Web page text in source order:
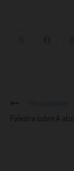
Post anterior
Palestra sobre A